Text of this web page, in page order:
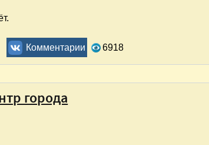
1. Нижний
Комментарии 6918
города